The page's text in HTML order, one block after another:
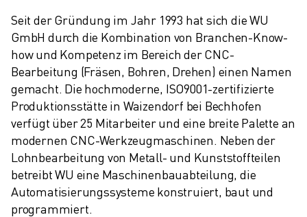
Seit der Gründung im Jahr 1993 hat sich die WU
GmbH durch die Kombination von Branchen-Know-
how und Kompetenz im Bereich der CNC-
Bearbeitung (Fräsen, Bohren, Drehen) einen Namen
gemacht. Die hochmoderne, ISO9001-zertifizierte
Produktionsstätte in Waizendorf bei Bechhofen
verfügt über 25 Mitarbeiter und eine breite Palette an
modernen CNC-Werkzeugmaschinen. Neben der
Lohnbearbeitung von Metall- und Kunststoffteilen
betreibt WU eine Maschinenbauabteilung, die
Automatisierungssysteme konstruiert, baut und
programmiert.